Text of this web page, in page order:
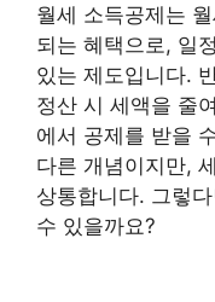
월세 소득공제는
되는 혜택으로, 일
있는 제도입니다.
정산 시 세액을 줄
에서 공제를 받을
다른 개념이지만,
상통합니다. 그렇
수 있을까요?